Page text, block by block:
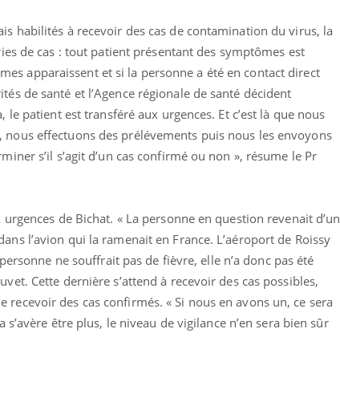
habilités à recevoir des cas de contamination du virus, la
de cas : tout patient présentant des symptômes est
apparaissent et si la personne a été en contact direct
de santé et l’Agence régionale de santé décident
le patient est transféré aux urgences. Et c’est là que nous
effectuons des prélévements puis nous les envoyons
s’il s’agit d’un cas confirmé ou non », résume le Pr
de Bichat. « La personne en question revenait d’un
l’avion qui la ramenait en France. L’aéroport de Roissy
ne souffrait pas de fièvre, elle n’a donc pas été
Cette dernière s’attend à recevoir des cas possibles,
des cas confirmés. « Si nous en avons un, ce sera
être plus, le niveau de vigilance n’en sera bien sûr